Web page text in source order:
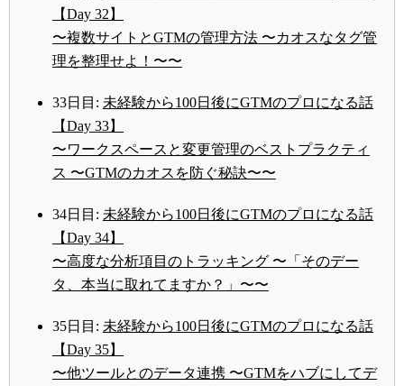
【Day 32】
〜複数サイトとGTMの管理方法 〜カオスなタグ管
理を整理せよ！〜〜
33日目: 未経験から100日後にGTMのプロになる話
【Day 33】
〜ワークスペースと変更管理のベストプラクティ
ス 〜GTMのカオスを防ぐ秘訣〜〜
34日目: 未経験から100日後にGTMのプロになる話
【Day 34】
〜高度な分析項目のトラッキング 〜「そのデー
タ、本当に取れてますか？」〜〜
35日目: 未経験から100日後にGTMのプロになる話
【Day 35】
〜他ツールとのデータ連携 〜GTMをハブにしてデ